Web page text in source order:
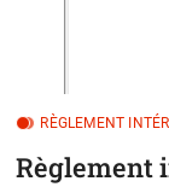
RÈGLEMENT
Règlement